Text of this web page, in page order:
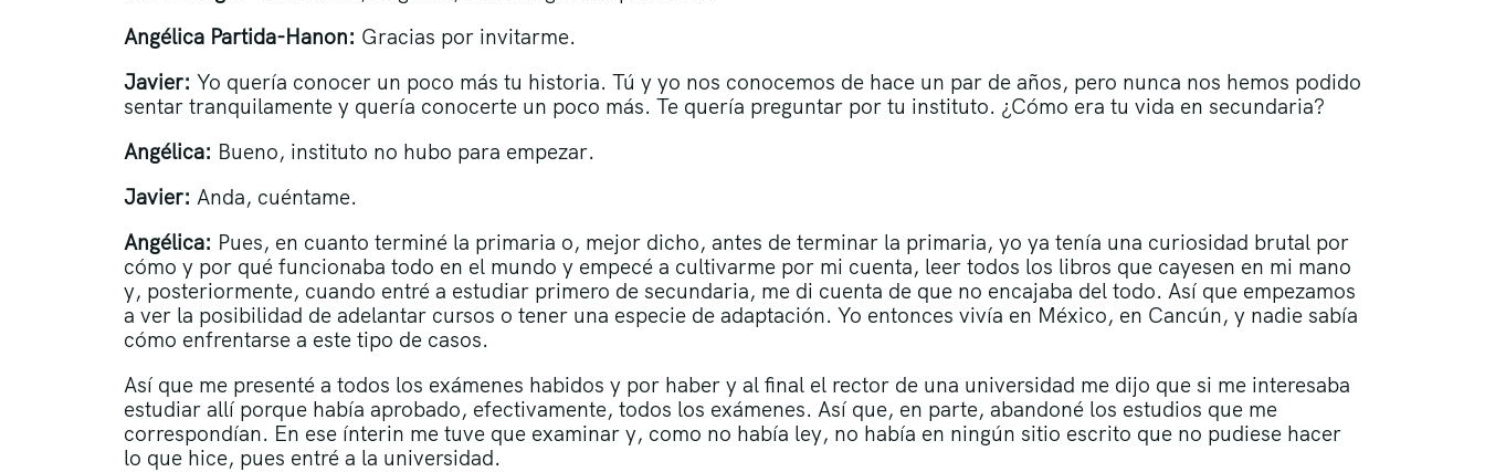
Angélica Partida-Hanon: Gracias por invitarme.
Javier: Yo quería conocer un poco más tu historia. Tú y yo nos conocemos de hace un par de años, pero nunca nos hemos podido
sentar tranquilamente y quería conocerte un poco más. Te quería preguntar por tu instituto. ¿Cómo era tu vida en secundaria?
Angélica: Bueno, instituto no hubo para empezar.
Javier: Anda, cuéntame.
Angélica: Pues, en cuanto terminé la primaria o, mejor dicho, antes de terminar la primaria, yo ya tenía una curiosidad brutal por
cómo y por qué funcionaba todo en el mundo y empecé a cultivarme por mi cuenta, leer todos los libros que cayesen en mi mano
y, posteriormente, cuando entré a estudiar primero de secundaria, me di cuenta de que no encajaba del todo. Así que empezamos
a ver la posibilidad de adelantar cursos o tener una especie de adaptación. Yo entonces vivía en México, en Cancún, y nadie sabía
cómo enfrentarse a este tipo de casos.
Así que me presenté a todos los exámenes habidos y por haber y al final el rector de una universidad me dijo que si me interesaba
estudiar allí porque había aprobado, efectivamente, todos los exámenes. Así que, en parte, abandoné los estudios que me
correspondían. En ese ínterin me tuve que examinar y, como no había ley, no había en ningún sitio escrito que no pudiese hacer
lo que hice, pues entré a la universidad.